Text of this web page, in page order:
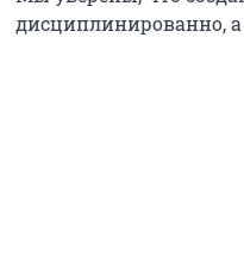
дисциплинированно,